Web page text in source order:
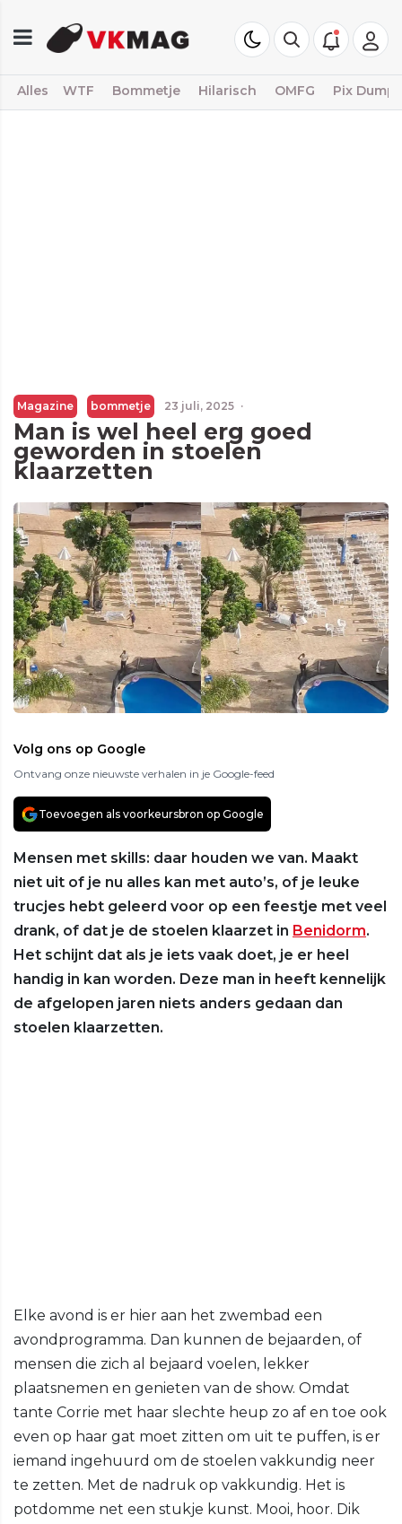
Alles WTF Bommetje Hilarisch OMFG Pix Dump
Magazine bommetje 23 juli, 2025 ·
Man is wel heel erg goed
geworden in stoelen
klaarzetten
Volg ons op Google
Ontvang onze nieuwste verhalen in je Google-feed
Toevoegen als voorkeursbron op Google
Mensen met skills: daar houden we van. Maakt
niet uit of je nu alles kan met auto’s, of je leuke
trucjes hebt geleerd voor op een feestje met veel
drank, of dat je de stoelen klaarzet in Benidorm.
Het schijnt dat als je iets vaak doet, je er heel
handig in kan worden. Deze man in heeft kennelijk
de afgelopen jaren niets anders gedaan dan
stoelen klaarzetten.
Elke avond is er hier aan het zwembad een
avondprogramma. Dan kunnen de bejaarden, of
mensen die zich al bejaard voelen, lekker
plaatsnemen en genieten van de show. Omdat
tante Corrie met haar slechte heup zo af en toe ook
even op haar gat moet zitten om uit te puffen, is er
iemand ingehuurd om de stoelen vakkundig neer
te zetten. Met de nadruk op vakkundig. Het is
potdomme net een stukje kunst. Mooi, hoor. Dik